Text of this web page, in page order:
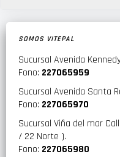
SOMOS VITEPAL
Sucursal Avenida
Fono: 227065959
Sucursal Avenida Santa
Fono: 227065970
Sucursal Viña del mar
/ 22 Norte ).
Fono: 227065980